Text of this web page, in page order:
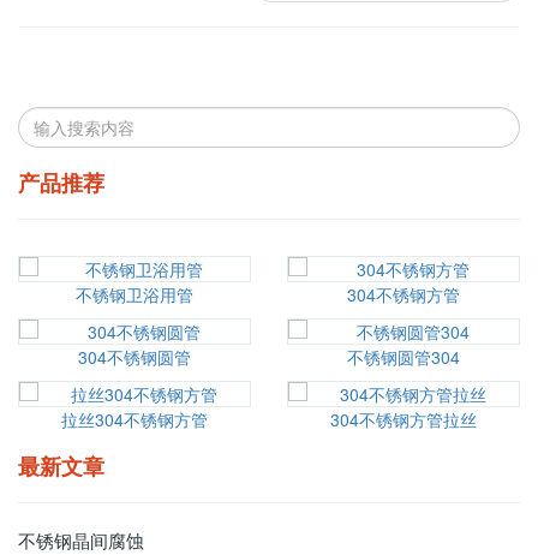
产品推荐
不锈钢卫浴用管 304不锈钢方管
304不锈钢圆管 不锈钢圆管304
拉丝304不锈钢方管 304不锈钢方管拉丝
最新文章
不锈钢晶间腐蚀